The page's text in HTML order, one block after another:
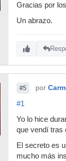
Gracias por
Un abrazo.
#5 por
#1
Yo lo hice
que vendí tras
El secreto es
mucho más